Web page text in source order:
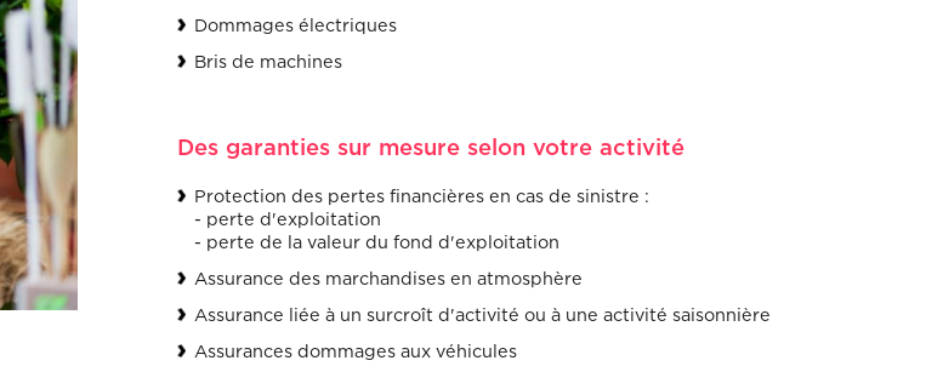
Dommages électriques
Bris de machines
Des garanties sur mesure selon votre activité
Protection des pertes financières en cas de sinistre :
- perte d'exploitation
- perte de la valeur du fond d'exploitation
Assurance des marchandises en atmosphère
Assurance liée à un surcroît d'activité ou à une activité saisonnière
Assurances dommages aux véhicules